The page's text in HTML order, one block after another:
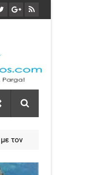
τον